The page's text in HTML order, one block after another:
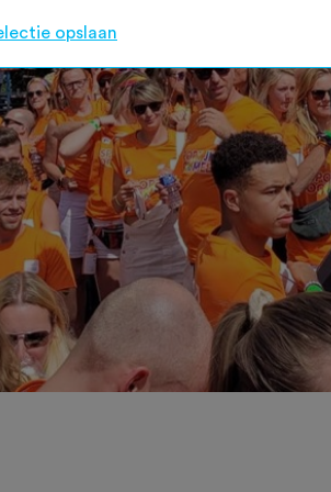
opslaan